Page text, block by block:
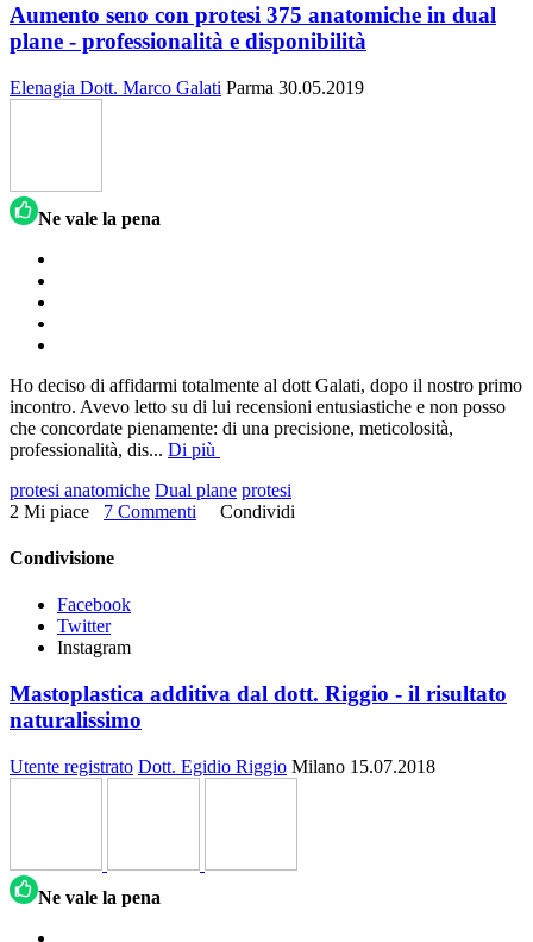
Aumento seno con protesi 375 anatomiche in dual
plane - professionalità e disponibilità
Elenagia Dott. Marco Galati Parma 30.05.2019
Ne vale la pena
Ho deciso di affidarmi totalmente al dott Galati, dopo il nostro primo
incontro. Avevo letto su di lui recensioni entusiastiche e non posso
che concordate pienamente: di una precisione, meticolosità,
professionalità, dis... Di più
protesi anatomiche Dual plane protesi
2 Mi piace 7 Commenti Condividi
Condivisione
Facebook
Twitter
Instagram
Mastoplastica additiva dal dott. Riggio - il risultato
naturalissimo
Utente registrato Dott. Egidio Riggio Milano 15.07.2018
Ne vale la pena